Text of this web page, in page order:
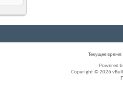
Текущее время:
Powered
Copyright © 2026